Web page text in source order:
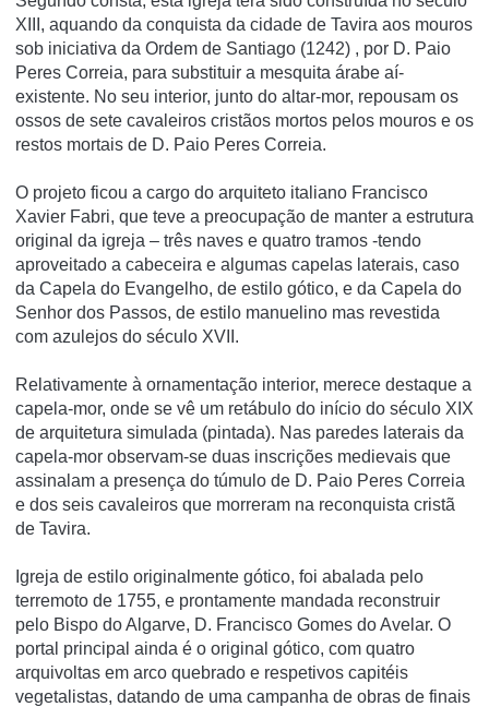
XIII, aquando da conquista da cidade de Tavira aos mouros
sob iniciativa da Ordem de Santiago (1242) , por D. Paio
Peres Correia, para substituir a mesquita árabe aí­
existente. No seu interior, junto do altar-mor, repousam os
ossos de sete cavaleiros cristãos mortos pelos mouros e os
restos mortais de D. Paio Peres Correia.
O projeto ficou a cargo do arquiteto italiano Francisco
Xavier Fabri, que teve a preocupação de manter a estrutura
original da igreja – três naves e quatro tramos -tendo
aproveitado a cabeceira e algumas capelas laterais, caso
da Capela do Evangelho, de estilo gótico, e da Capela do
Senhor dos Passos, de estilo manuelino mas revestida
com azulejos do século XVII.
Relativamente à ornamentação interior, merece destaque a
capela-mor, onde se vê um retábulo do início do século XIX
de arquitetura simulada (pintada). Nas paredes laterais da
capela-mor observam-se duas inscrições medievais que
assinalam a presença do túmulo de D. Paio Peres Correia
e dos seis cavaleiros que morreram na reconquista cristã
de Tavira.
Igreja de estilo originalmente gótico, foi abalada pelo
terremoto de 1755, e prontamente mandada reconstruir
pelo Bispo do Algarve, D. Francisco Gomes do Avelar. O
portal principal ainda é o original gótico, com quatro
arquivoltas em arco quebrado e respetivos capitéis
vegetalistas, datando de uma campanha de obras de finais